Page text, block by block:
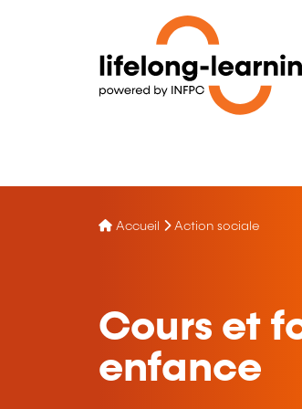
Accueil Action sociale
Cours et
enfance